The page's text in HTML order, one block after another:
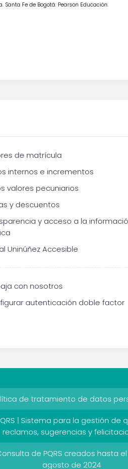
Fe de Bogotá: Pearson Educación.
de matrícula
internos e incrementos
valores pecuniarios
y descuentos
y acceso a la
Uninúñez Accesible
con nosotros
autenticación doble factor
de tratamiento de datos
| Sistema para la gestión de
reclamos, sugerencias y
de PQRS creados hasta
agosto de 2024